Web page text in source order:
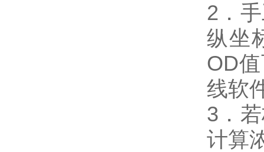
2．
纵坐
OD
线软
3．
计算